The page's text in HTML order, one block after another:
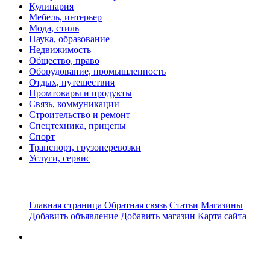
Кулинария
Мебель, интерьер
Мода, стиль
Наука, образование
Недвижимость
Общество, право
Оборудование, промышленность
Отдых, путешествия
Промтовары и продукты
Связь, коммуникации
Строительство и ремонт
Спецтехника, прицепы
Спорт
Транспорт, грузоперевозки
Услуги, сервис
Главная страница Обратная связь Статьи Магазины
Добавить объявление Добавить магазин Карта сайта